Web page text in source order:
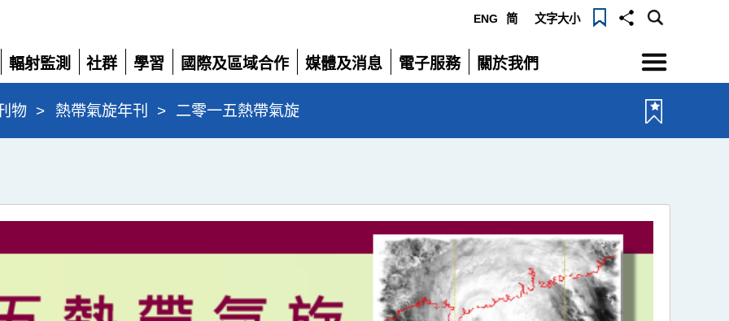
ENG 简 文字大小
輻射監測
展
開
社群
展
開
學習
展
開
國際及區域合作
展
開
媒體及消息
展
電子服務
展
關於我們
展
選
單
物 > 熱帶氣旋年刊 > 二零一五熱帶氣旋